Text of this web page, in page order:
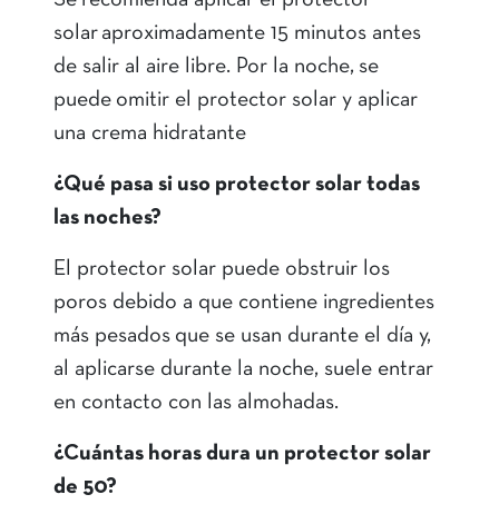
solar aproximadamente 15 minutos antes
de salir al aire libre. Por la noche, se
puede omitir el protector solar y aplicar
una crema hidratante
¿Qué pasa si uso protector solar todas
las noches?
El protector solar puede obstruir los
poros debido a que contiene ingredientes
más pesados ​​que se usan durante el día y,
al aplicarse durante la noche, suele entrar
en contacto con las almohadas.
¿Cuántas horas dura un protector solar
de 50?